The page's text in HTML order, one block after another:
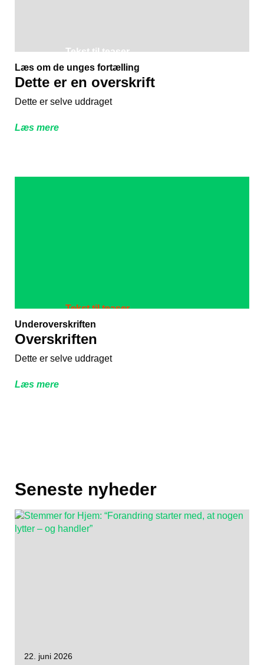
Overskrift til teaser
Tekst til teaser
Læs om de unges fortælling
Dette er en overskrift
Dette er selve uddraget
Læs mere
Overskrift til teaser
Tekst til teaser
Underoverskriften
Overskriften
Dette er selve uddraget
Læs mere
Seneste nyheder
22. juni 2026